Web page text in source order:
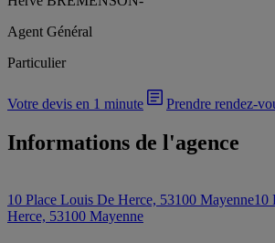
Agent Général
Particulier
Votre devis en 1 minute Prendre rendez-
Informations de l'agence
10 Place Louis De Herce, 53100 Mayenne10
Herce, 53100 Mayenne